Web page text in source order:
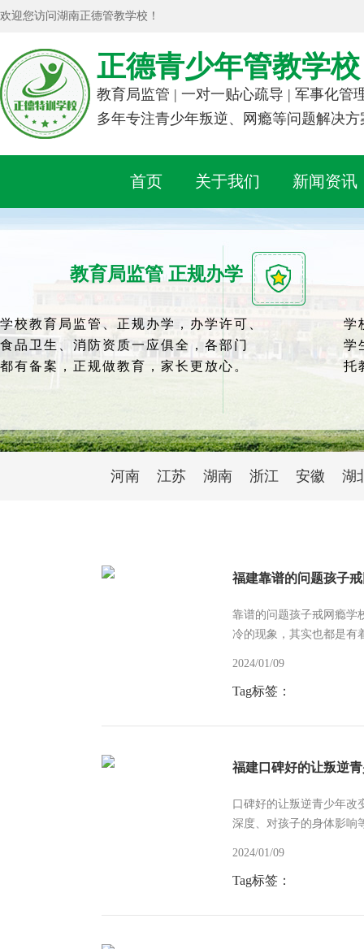
欢迎您访问湖南正德管教学校！
正德青少年管教学校
教育局监管 | 一对一贴心疏导 | 军事化管
多年专注青少年叛逆、网瘾等问题解决方
首页 关于我们 新闻资讯
教育局监管 正规办学
学校教育局监管、正规办学，办学许可、
食品卫生、消防资质一应俱全，各部门
都有备案，正规做教育，家长更放心。
学
学
托
河南 江苏 湖南 浙江 安徽 湖
福建靠谱的问题孩子
靠谱的问题孩子戒网瘾学
冷的现象，其实也都是有
2024/01/09
Tag标签：
福建口碑好的让叛逆
口碑好的让叛逆青少年改
深度、对孩子的身体影响
2024/01/09
Tag标签：